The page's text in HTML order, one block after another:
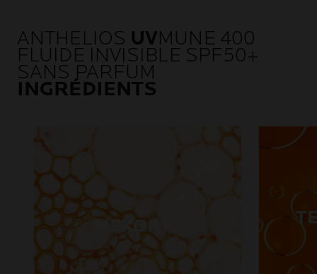
ANTHELIOS UVMUNE 400
FLUIDE INVISIBLE SPF50+
SANS PARFUM
INGRÉDIENTS
MEXORYL